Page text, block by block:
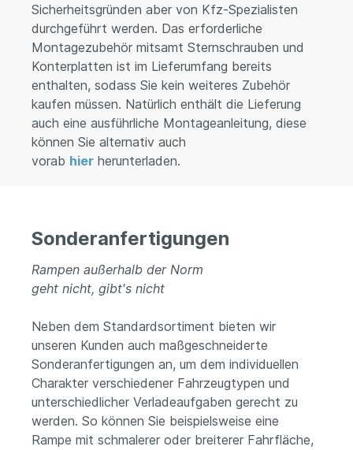
Sicherheitsgründen aber von Kfz-Spezialisten
durchgeführt werden. Das erforderliche
Montagezubehör mitsamt Sternschrauben und
Konterplatten ist im Lieferumfang bereits
enthalten, sodass Sie kein weiteres Zubehör
kaufen müssen. Natürlich enthält die Lieferung
auch eine ausführliche Montageanleitung, diese
können Sie alternativ auch
vorab hier herunterladen.
Sonderanfertigungen
Rampen außerhalb der Norm
geht nicht, gibt's nicht
Neben dem Standardsortiment bieten wir
unseren Kunden auch maßgeschneiderte
Sonderanfertigungen an, um dem individuellen
Charakter verschiedener Fahrzeugtypen und
unterschiedlicher Verladeaufgaben gerecht zu
werden. So können Sie beispielsweise eine
Rampe mit schmalerer oder breiterer Fahrfläche,